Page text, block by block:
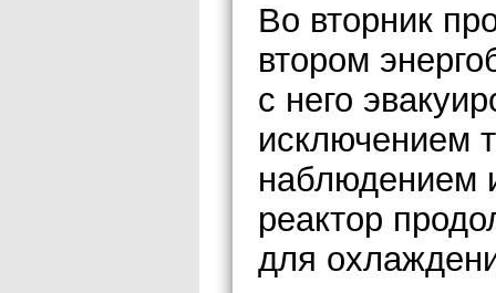
Во вторник
втором
с него
исключением
наблюдением
реактор
для